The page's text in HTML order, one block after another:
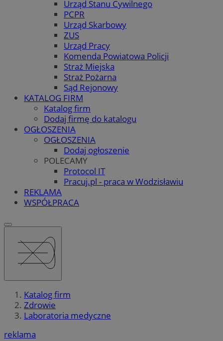
Urząd Stanu Cywilnego
PCPR
Urząd Skarbowy
ZUS
Urząd Pracy
Komenda Powiatowa Policji
Straż Miejska
Straż Pożarna
Sąd Rejonowy
KATALOG FIRM
Katalog firm
Dodaj firmę do katalogu
OGŁOSZENIA
OGŁOSZENIA
Dodaj ogłoszenie
POLECAMY
Protocol IT
Pracuj.pl - praca w Wodzisławiu
REKLAMA
WSPÓŁPRACA
Katalog firm
Zdrowie
Laboratoria medyczne
reklama